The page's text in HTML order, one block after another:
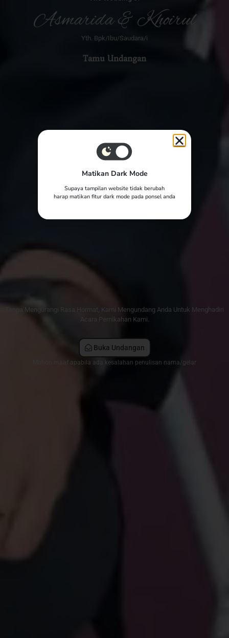
The Wedding of
Asmarida & Khoirul
Asmarida & Khoirul
Yth. Bpk/Ibu/Saudara/i
Tamu Undangan
Tanpa Mengurangi Rasa Hormat, Kami Mengundang Anda Untuk Menghadiri
Acara Pernikahan Kami.
Buka Undangan
Mohon maaf apabila ada kesalahan penulisan nama/gelar
Matikan Dark Mode
Supaya tampilan website tidak berubah
harap matikan fitur dark mode pada ponsel anda